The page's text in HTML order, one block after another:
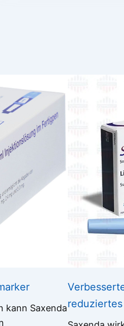
kann Saxenda